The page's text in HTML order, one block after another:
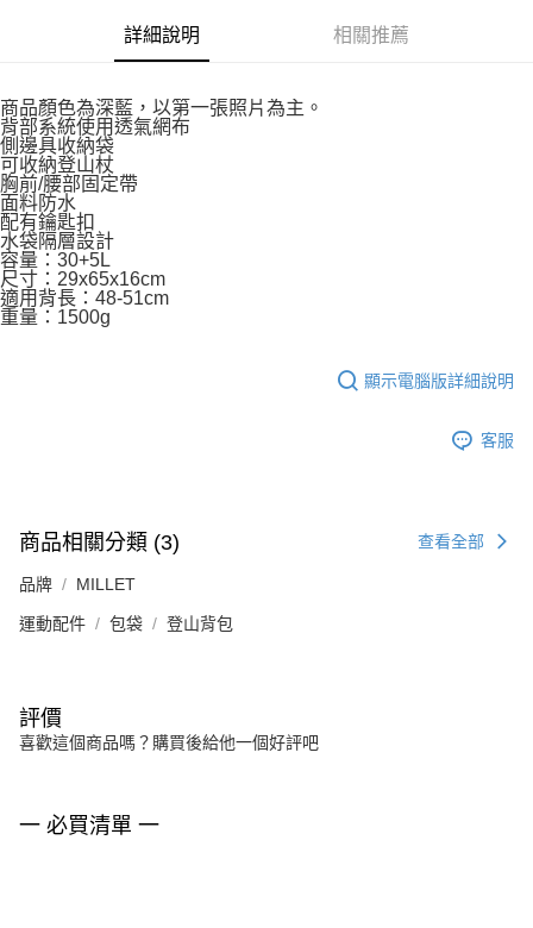
詳細說明 相關推薦
商品顏色為深藍，以第一張照片為主。
背部系統使用透氣網布
側邊具收納袋
可收納登山杖
胸前/腰部固定帶
面料防水
配有鑰匙扣
水袋隔層設計
容量：30+5L
尺寸：29x65x16cm
適用背長：48-51cm
重量：1500g
顯示電腦版詳細說明
客服
商品相關分類 (3) 查看全部
品牌 MILLET
運動配件 包袋 登山背包
評價
喜歡這個商品嗎？購買後給他一個好評吧
一 必買清單 一